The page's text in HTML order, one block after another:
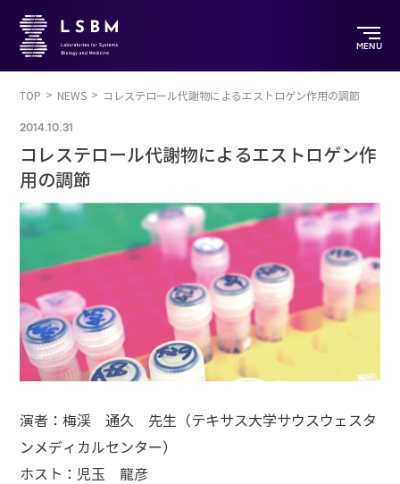
MENU
TOP NEWS コレステロール代謝物によるエストロゲン作用の調節
2014.10.31
コレステロール代謝物によるエストロゲン作
用の調節
演者：梅渓 通久 先生（テキサス大学サウスウェスタ
ンメディカルセンター）
ホスト：児玉 龍彦